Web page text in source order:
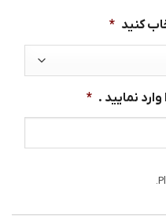
کنید *
نمایید . *
.